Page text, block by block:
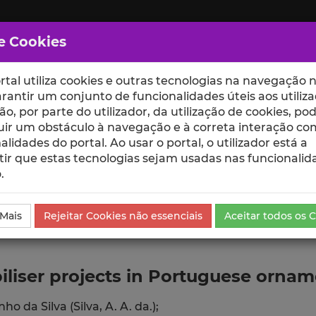
ESCOLAS UNIDADES
projects in Portuguese
da Silva (Silva, A. A. da.);
Cookies
utiliza cookies e outras tecnologias na navegação
um conjunto de funcionalidades úteis aos
por parte do utilizador, da utilização de cookies,
um obstáculo à navegação e à correta interação
do portal. Ao usar o portal, o utilizador está a
que estas tecnologias sejam usadas nas
Rejeitar Cookies não essenciais Aceitar todos os